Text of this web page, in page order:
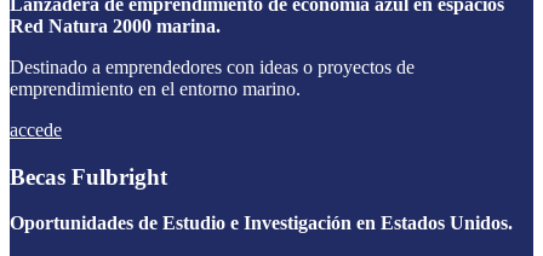
Red Natura 2000 marina.
Destinado a emprendedores con ideas o proyectos de
emprendimiento en el entorno marino.
accede
Becas Fulbright
Oportunidades de Estudio e Investigación en Estados Unidos.